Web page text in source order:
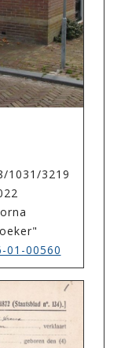
1031/3219
01-00560